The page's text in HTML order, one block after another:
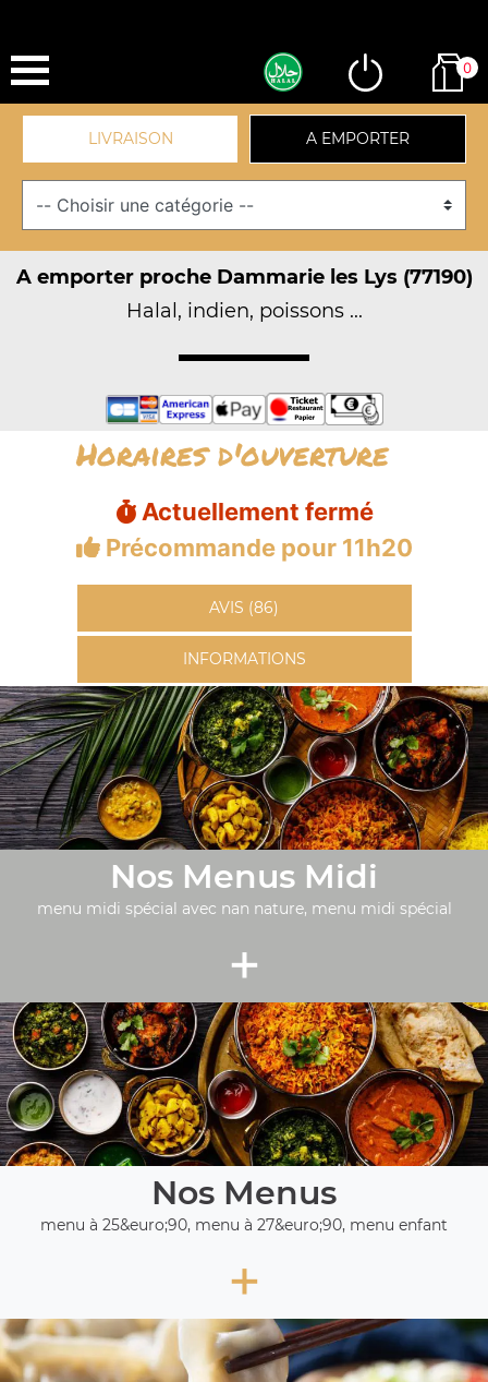
0
LIVRAISON A EMPORTER
A emporter proche Dammarie les Lys (77190)
Halal, indien, poissons ...
Horaires d'ouverture
Actuellement fermé
Précommande pour 11h20
AVIS (86)
INFORMATIONS
Nos Menus Midi
menu midi spécial avec nan nature, menu midi spécial
+
Nos Menus
menu à 25&euro;90, menu à 27&euro;90, menu enfant
+